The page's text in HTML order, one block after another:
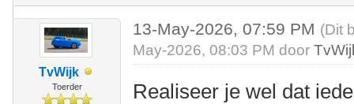
TvWijk
Toerder
13-May-2026, 07:59 PM (Dit
May-2026, 08:03 PM door
Realiseer je wel dat